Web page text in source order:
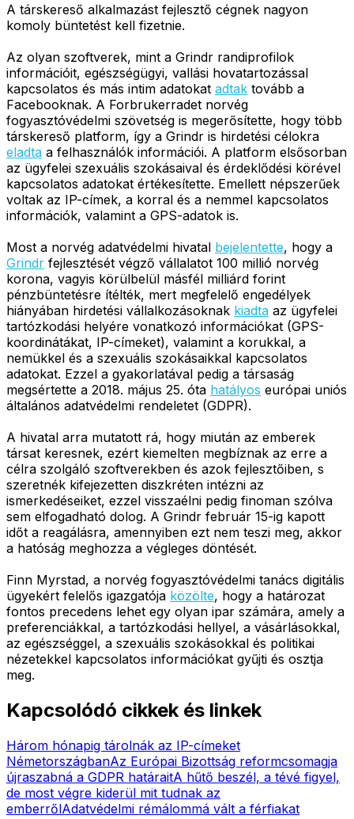
A társkereső alkalmazást fejlesztő cégnek nagyon
komoly büntetést kell fizetnie.
Az olyan szoftverek, mint a Grindr randiprofilok
információit, egészségügyi, vallási hovatartozással
kapcsolatos és más intim adatokat adtak tovább a
Facebooknak. A Forbrukerradet norvég
fogyasztóvédelmi szövetség is megerősítette, hogy több
társkereső platform, így a Grindr is hirdetési célokra
eladta a felhasználók információi. A platform elsősorban
az ügyfelei szexuális szokásaival és érdeklődési körével
kapcsolatos adatokat értékesítette. Emellett népszerűek
voltak az IP-címek, a korral és a nemmel kapcsolatos
információk, valamint a GPS-adatok is.
Most a norvég adatvédelmi hivatal bejelentette, hogy a
Grindr fejlesztését végző vállalatot 100 millió norvég
korona, vagyis körülbelül másfél milliárd forint
pénzbüntetésre ítélték, mert megfelelő engedélyek
hiányában hirdetési vállalkozásoknak kiadta az ügyfelei
tartózkodási helyére vonatkozó információkat (GPS-
koordinátákat, IP-címeket), valamint a korukkal, a
nemükkel és a szexuális szokásaikkal kapcsolatos
adatokat. Ezzel a gyakorlatával pedig a társaság
megsértette a 2018. május 25. óta hatályos európai uniós
általános adatvédelmi rendeletet (GDPR).
A hivatal arra mutatott rá, hogy miután az emberek
társat keresnek, ezért kiemelten megbíznak az erre a
célra szolgáló szoftverekben és azok fejlesztőiben, s
szeretnék kifejezetten diszkréten intézni az
ismerkedéseiket, ezzel visszaélni pedig finoman szólva
sem elfogadható dolog. A Grindr február 15-ig kapott
időt a reagálásra, amennyiben ezt nem teszi meg, akkor
a hatóság meghozza a végleges döntését.
Finn Myrstad, a norvég fogyasztóvédelmi tanács digitális
ügyekért felelős igazgatója közölte, hogy a határozat
fontos precedens lehet egy olyan ipar számára, amely a
preferenciákkal, a tartózkodási hellyel, a vásárlásokkal,
az egészséggel, a szexuális szokásokkal és politikai
nézetekkel kapcsolatos információkat gyűjti és osztja
meg.
Kapcsolódó cikkek és linkek
Három hónapig tárolnák az IP-címeket
NémetországbanAz Európai Bizottság reformcsomagja
újraszabná a GDPR határaitA hűtő beszél, a tévé figyel,
de most végre kiderül mit tudnak az
emberrőlAdatvédelmi rémálommá vált a férfiakat